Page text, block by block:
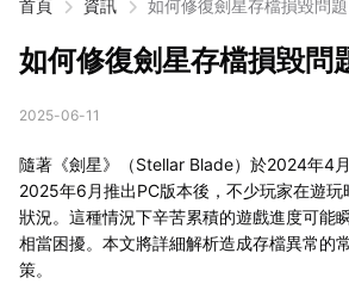
首頁 資訊 如何修復劍星存檔損毀問題
如何修復劍星存檔損毀問
2025-06-11
隨著《劍星》（Stellar Blade）於2024年4
2025年6月推出PC版本後，不少玩家在遊玩
狀況。這種情況下辛苦累積的遊戲進度可能
相當困擾。本文將詳細解析造成存檔異常的
策。